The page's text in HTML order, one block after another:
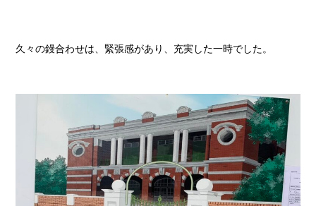
久々の鏝合わせは、緊張感があり、充実した一時でした。